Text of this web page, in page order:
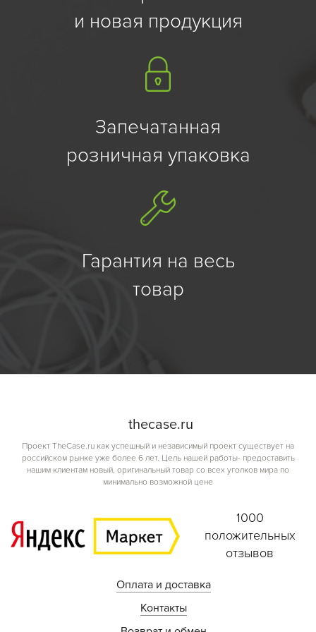
и новая продукция
Запечатанная
розничная упаковка
Гарантия на весь
товар
thecase.ru
Проект TheCase.ru как успешный и независимый проект существует на
российском рынке уже более 6 лет. Цель нашей работы- предоставить
нашим клиентам новый, оригинальный товар со всех уголков мира по
минимально возможной цене
1000
положительных
отзывов
Оплата и доставка
Контакты